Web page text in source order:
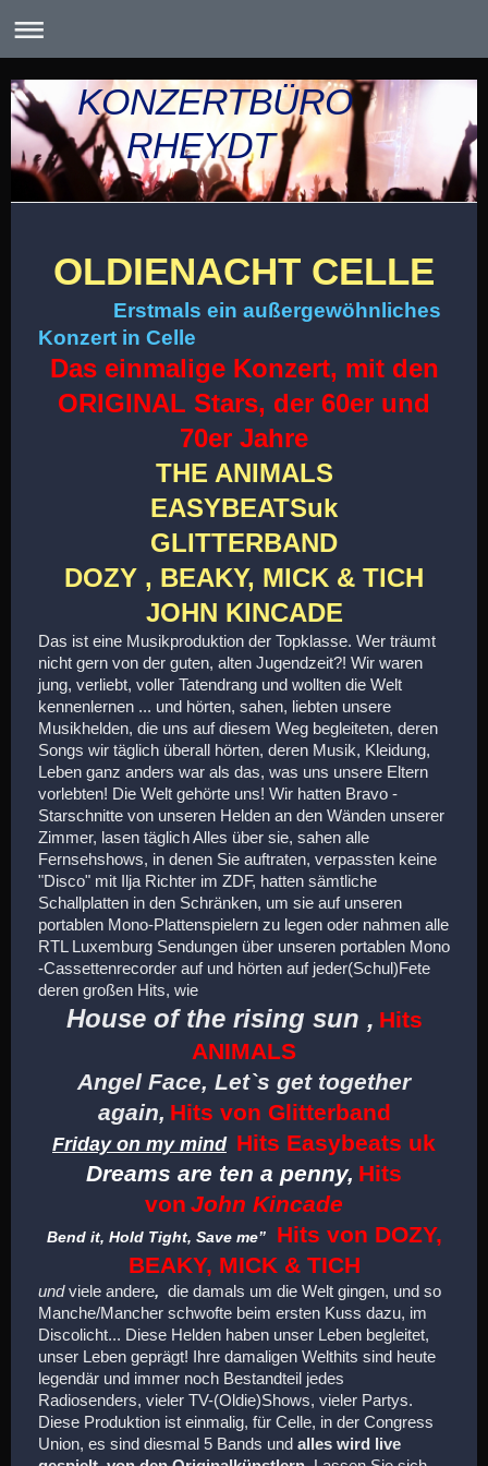
KONZERTBÜRO
RHEYDT
OLDIENACHT CELLE
Erstmals ein außergewöhnliches
Konzert in Celle
Das einmalige Konzert, mit den
ORIGINAL Stars, der 60er und
70er Jahre
THE ANIMALS
EASYBEATSuk
GLITTERBAND
DOZY , BEAKY, MICK & TICH
JOHN KINCADE
Das ist eine Musikproduktion der Topklasse. Wer träumt
nicht gern von der guten, alten Jugendzeit?! Wir waren
jung, verliebt, voller Tatendrang und wollten die Welt
kennenlernen ... und hörten, sahen, liebten unsere
Musikhelden, die uns auf diesem Weg begleiteten, deren
Songs wir täglich überall hörten, deren Musik, Kleidung,
Leben ganz anders war als das, was uns unsere Eltern
vorlebten! Die Welt gehörte uns! Wir hatten Bravo -
Starschnitte von unseren Helden an den Wänden unserer
Zimmer, lasen täglich Alles über sie, sahen alle
Fernsehshows, in denen Sie auftraten, verpassten keine
"Disco" mit Ilja Richter im ZDF, hatten sämtliche
Schallplatten in den Schränken, um sie auf unseren
portablen Mono-Plattenspielern zu legen oder nahmen alle
RTL Luxemburg Sendungen über unseren portablen Mono
-Cassettenrecorder auf und hörten auf jeder(Schul)Fete
deren großen Hits, wie
House of the rising sun , Hits
ANIMALS
Angel Face, Let`s get together
again, Hits von Glitterband
Friday on my mind Hits Easybeats uk
Dreams are ten a penny, Hits
von John Kincade
Bend it, Hold Tight, Save me”
Hits von DOZY,
BEAKY, MICK & TICH
und viele andere, die damals um die Welt gingen, und so
Manche/Mancher schwofte beim ersten Kuss dazu, im
Discolicht... Diese Helden haben unser Leben begleitet,
unser Leben geprägt! Ihre damaligen Welthits sind heute
legendär und immer noch Bestandteil jedes
Radiosenders, vieler TV-(Oldie)Shows, vieler Partys.
Diese Produktion ist einmalig, für Celle, in der Congress
Union, es sind diesmal 5 Bands und alles wird live